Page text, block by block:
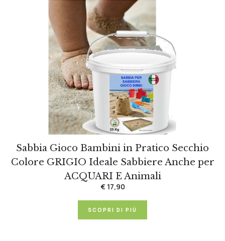
Sabbia Gioco Bambini in Pratico Secchio
Colore GRIGIO Ideale Sabbiere Anche per
ACQUARI E Animali
€ 17,90
SCOPRI DI PIÙ